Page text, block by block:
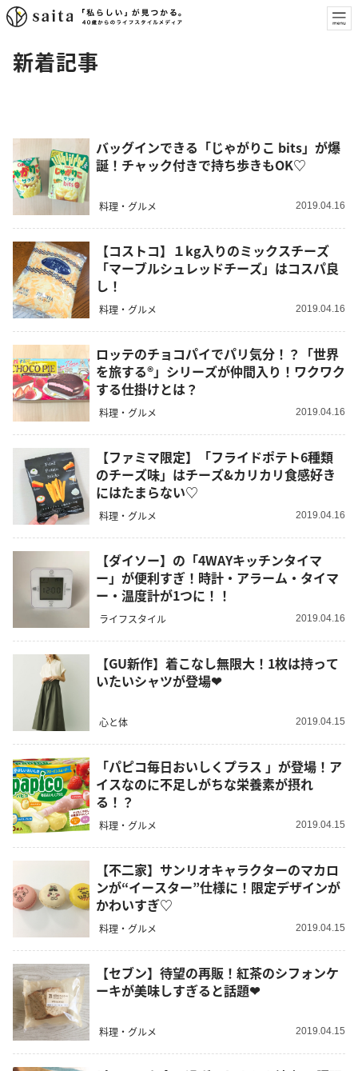
新着記事
バッグインできる「じゃがりこ bits」が爆
誕！チャック付きで持ち歩きもOK♡
料理・グルメ 2019.04.16
【コストコ】１kg入りのミックスチーズ
「マーブルシュレッドチーズ」はコスパ良
し！
料理・グルメ 2019.04.16
ロッテのチョコパイでパリ気分！？「世界
を旅する®️」シリーズが仲間入り！ワクワク
する仕掛けとは？
料理・グルメ 2019.04.16
【ファミマ限定】「フライドポテト6種類
のチーズ味」はチーズ&カリカリ食感好き
にはたまらない♡
料理・グルメ 2019.04.16
【ダイソー】の「4WAYキッチンタイマ
ー」が便利すぎ！時計・アラーム・タイマ
ー・温度計が1つに！！
ライフスタイル 2019.04.16
【GU新作】着こなし無限大！1枚は持って
いたいシャツが登場❤︎
心と体 2019.04.15
「パピコ毎日おいしくプラス 」が登場！ア
イスなのに不足しがちな栄養素が摂れ
る！？
料理・グルメ 2019.04.15
【不二家】サンリオキャラクターのマカロ
ンが“イースター”仕様に！限定デザインが
かわいすぎ♡
料理・グルメ 2019.04.15
【セブン】待望の再販！紅茶のシフォンケ
ーキが美味しすぎると話題❤︎
料理・グルメ 2019.04.15